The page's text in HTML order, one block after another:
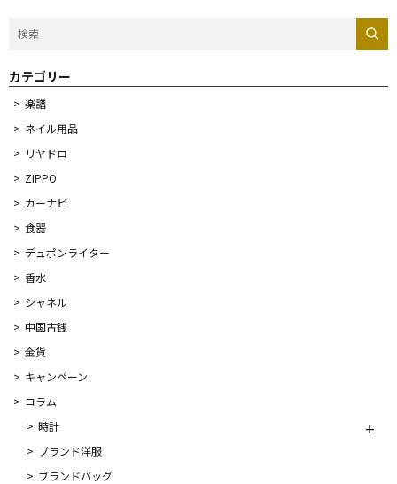
カテゴリー
楽譜
ネイル用品
リヤドロ
ZIPPO
カーナビ
食器
デュポンライター
香水
シャネル
中国古銭
金貨
キャンペーン
コラム
時計
ブランド洋服
ブランドバッグ